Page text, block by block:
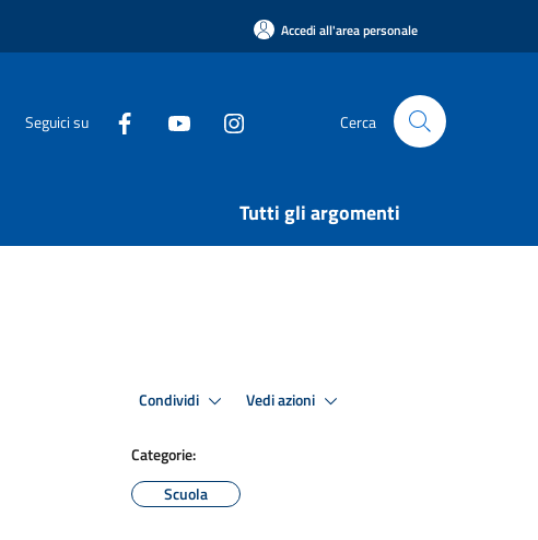
Accedi all'area personale
Seguici su Cerca
Tutti gli argomenti
Condividi Vedi azioni
Categorie:
Scuola